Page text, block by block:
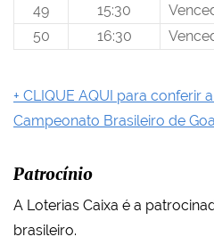
49
15:30
50
16:30
+ CLIQUE AQUI para conferir
Campeonato Brasileiro de
Patrocínio
A Loterias Caixa é a
brasileiro.